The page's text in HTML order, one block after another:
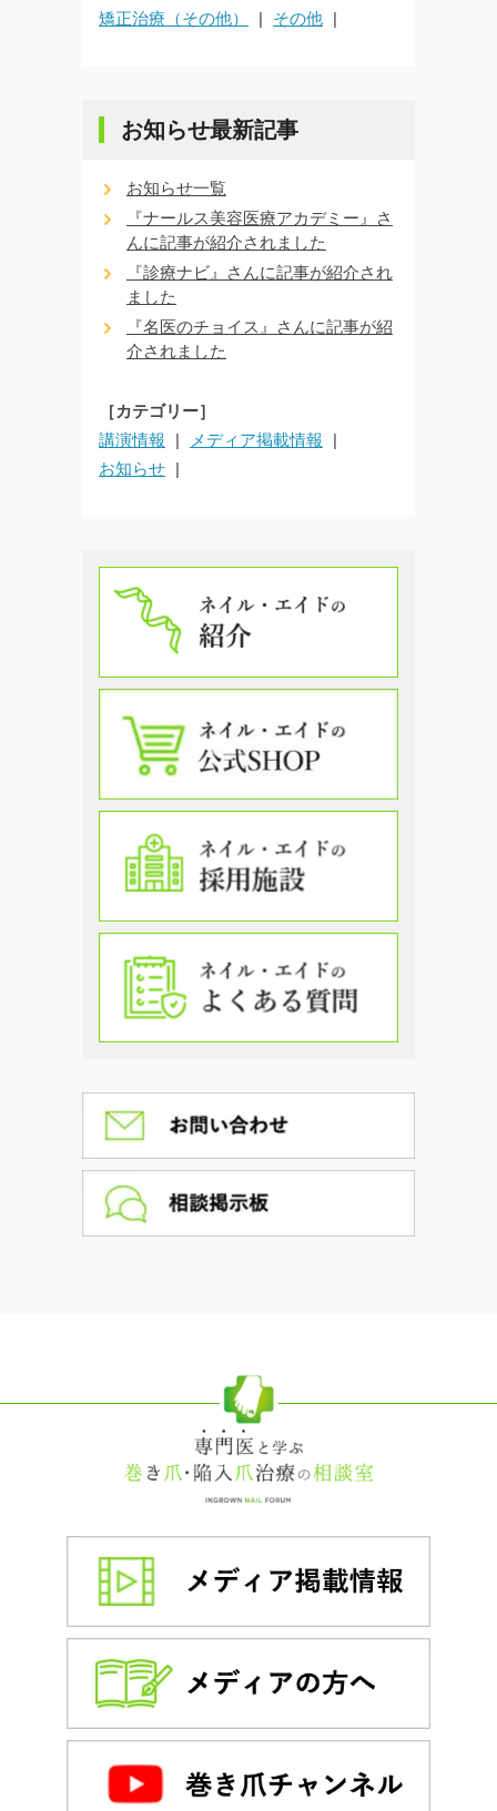
矯正治療（その他）
その他
お知らせ最新記事
お知らせ一覧
『ナールス美容医療アカデミー』さ
んに記事が紹介されました
『診療ナビ』さんに記事が紹介され
ました
『名医のチョイス』さんに記事が紹
介されました
［カテゴリー］
講演情報
メディア掲載情報
お知らせ